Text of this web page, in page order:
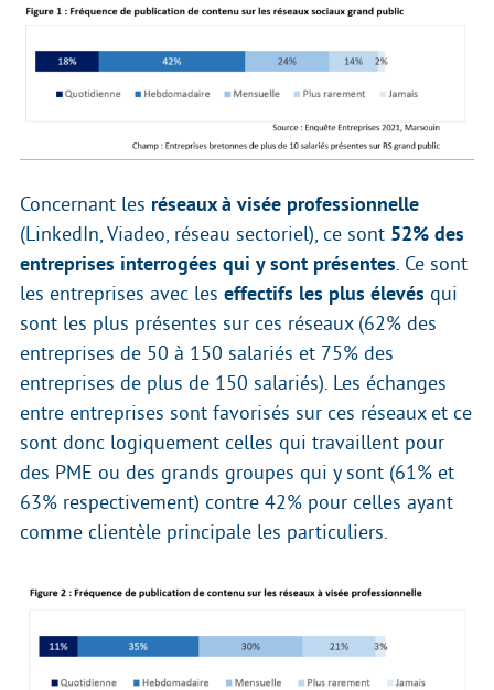
Concernant les réseaux à visée professionnelle
(LinkedIn, Viadeo, réseau sectoriel), ce sont 52% des
entreprises interrogées qui y sont présentes. Ce sont
les entreprises avec les effectifs les plus élevés qui
sont les plus présentes sur ces réseaux (62% des
entreprises de 50 à 150 salariés et 75% des
entreprises de plus de 150 salariés). Les échanges
entre entreprises sont favorisés sur ces réseaux et ce
sont donc logiquement celles qui travaillent pour
des PME ou des grands groupes qui y sont (61% et
63% respectivement) contre 42% pour celles ayant
comme clientèle principale les particuliers.